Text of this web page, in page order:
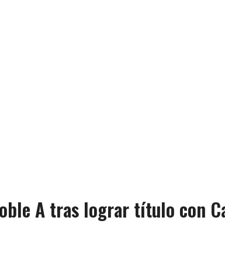
A tras lograr título con